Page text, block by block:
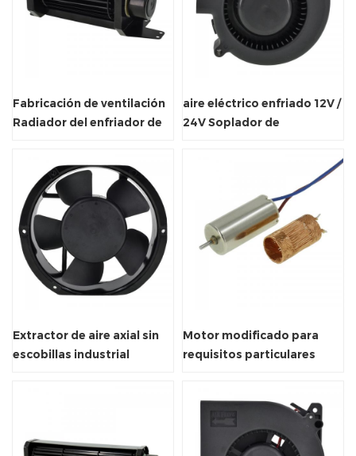
Fabricación de ventilación
Radiador del enfriador de
aire eléctrico enfriado 12V /
24V Soplador de
Extractor de aire axial sin
escobillas industrial
Motor modificado para
requisitos particulares
eléctrico